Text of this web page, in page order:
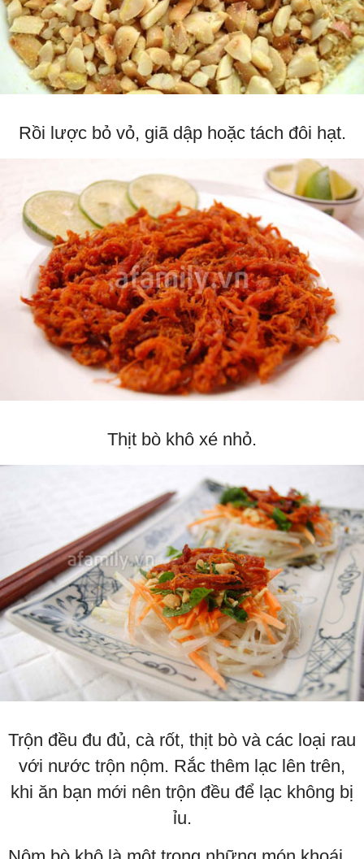
Rồi lược bỏ vỏ, giã dập hoặc tách đôi hạt.
Thịt bò khô xé nhỏ.
Trộn đều đu đủ, cà rốt, thịt bò và các loại rau
với nước trộn nộm. Rắc thêm lạc lên trên,
khi ăn bạn mới nên trộn đều để lạc không bị
ỉu.